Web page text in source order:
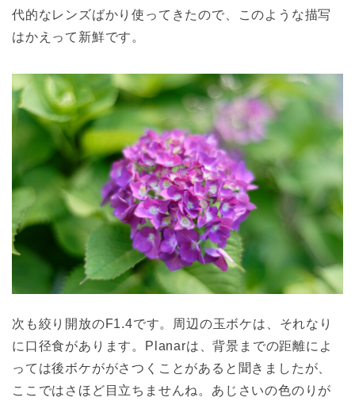
代的なレンズばかり使ってきたので、このような描写
はかえって新鮮です。
次も絞り開放のF1.4です。周辺の玉ボケは、それなり
に口径食があります。Planarは、背景までの距離によ
っては後ボケががさつくことがあると聞きましたが、
ここではさほど目立ちませんね。あじさいの色のりが